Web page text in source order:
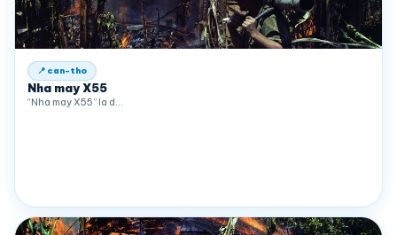
📍 can-tho
Nha may X55
“Nha may X55” la d…